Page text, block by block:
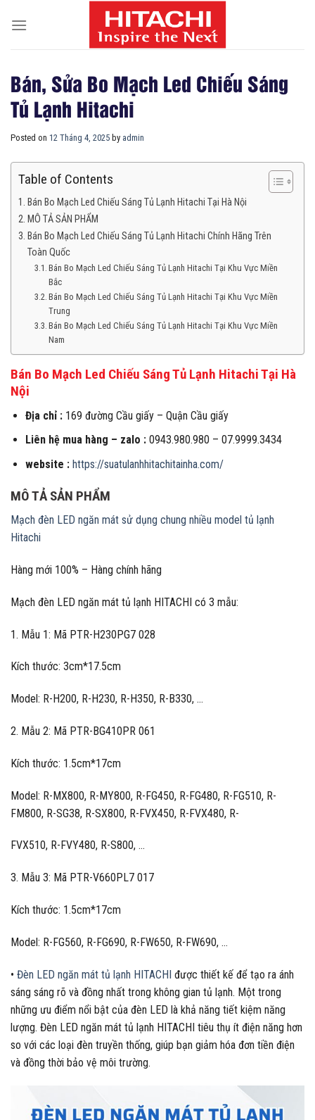
Bán, Sửa Bo Mạch Led Chiếu Sáng
Tủ Lạnh Hitachi
Posted on 12 Tháng 4, 2025 by admin
Table of Contents
Bán Bo Mạch Led Chiếu Sáng Tủ Lạnh Hitachi Tại Hà Nội
MÔ TẢ SẢN PHẨM
Bán Bo Mạch Led Chiếu Sáng Tủ Lạnh Hitachi Chính Hãng Trên
Toàn Quốc
Bán Bo Mạch Led Chiếu Sáng Tủ Lạnh Hitachi Tại Khu Vực Miền
Bắc
Bán Bo Mạch Led Chiếu Sáng Tủ Lạnh Hitachi Tại Khu Vực Miền
Trung
Bán Bo Mạch Led Chiếu Sáng Tủ Lạnh Hitachi Tại Khu Vực Miền
Nam
Bán Bo Mạch Led Chiếu Sáng Tủ Lạnh Hitachi Tại Hà
Nội
Địa chỉ :169 đường Cầu giấy – Quận Cầu giấy
Liên hệ mua hàng – zalo :0943.980.980 – 07.9999.3434
website : https://suatulanhhitachitainha.com/
MÔ TẢ SẢN PHẨM
Mạch đèn LED ngăn mát sử dụng chung nhiều model tủ lạnh
Hitachi
Hàng mới 100% – Hàng chính hãng
Mạch đèn LED ngăn mát tủ lạnh HITACHI có 3 mẫu:
1. Mẫu 1: Mã PTR-H230PG7 028
Kích thước: 3cm*17.5cm
Model: R-H200, R-H230, R-H350, R-B330, …
2. Mẫu 2: Mã PTR-BG410PR 061
Kích thước: 1.5cm*17cm
Model: R-MX800, R-MY800, R-FG450, R-FG480, R-FG510, R-
FM800, R-SG38, R-SX800, R-FVX450, R-FVX480, R-
FVX510, R-FVY480, R-S800, …
3. Mẫu 3: Mã PTR-V660PL7 017
Kích thước: 1.5cm*17cm
Model: R-FG560, R-FG690, R-FW650, R-FW690, …
• Đèn LED ngăn mát tủ lạnh HITACHI được thiết kế để tạo ra ánh
sáng sáng rõ và đồng nhất trong không gian tủ lạnh. Một trong
những ưu điểm nổi bật của đèn LED là khả năng tiết kiệm năng
lượng. Đèn LED ngăn mát tủ lạnh HITACHI tiêu thụ ít điện năng hơn
so với các loại đèn truyền thống, giúp bạn giảm hóa đơn tiền điện
và đồng thời bảo vệ môi trường.